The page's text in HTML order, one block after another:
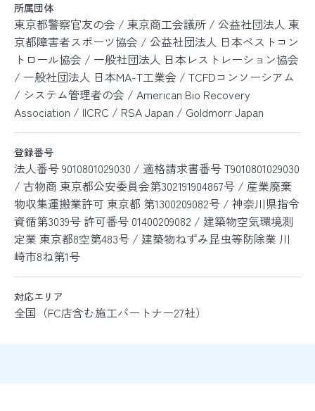
所属団体
東京都警察官友の会 / 東京商工会議所 / 公益社団法人 東
京都障害者スポーツ協会 / 公益社団法人 日本ペストコン
トロール協会 / 一般社団法人 日本レストレーション協会
/ 一般社団法人 日本MA-T工業会 / TCFDコンソーシアム
/ システム管理者の会 / American Bio Recovery
Association / IICRC / RSA Japan / Goldmorr Japan
登録番号
法人番号 9010801029030 / 適格請求書番号 T9010801029030
/ 古物商 東京都公安委員会第302191904867号 / 産業廃棄
物収集運搬業許可 東京都 第1300209082号 / 神奈川県指令
資循第3039号 許可番号 01400209082 / 建築物空気環境測
定業 東京都8空第483号 / 建築物ねずみ昆虫等防除業 川
崎市8ね第1号
対応エリア
全国（FC店含む施工パートナー27社）